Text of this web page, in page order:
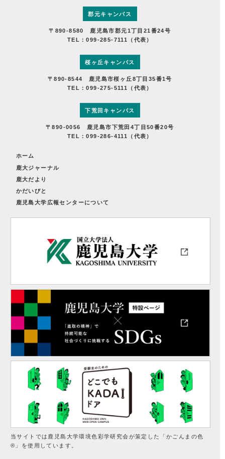
郡元キャンパス
〒890-8580 鹿児島市郡元1丁目21番24号
TEL：099-285-7111（代表）
桜ヶ丘キャンパス
〒890-8544 鹿児島市桜ヶ丘8丁目35番1号
TEL：099-275-5111（代表）
下荒田キャンパス
〒890-0056 鹿児島市下荒田4丁目50番20号
TEL：099-286-4111（代表）
ホーム
鹿大ジャーナル
鹿大だより
かだいびと
鹿児島大学広報センターについて
当サイトでは鹿児島大学環境色彩学研究会が策定した「かごんまの色
®」を使用しています。